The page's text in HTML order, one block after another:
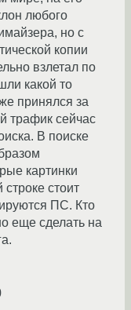
любого
но с
копии
взлетал по
какой то
принялся за
трафик сейчас
В поиске
картинки
стоит
ПС. Кто
еще сделать на